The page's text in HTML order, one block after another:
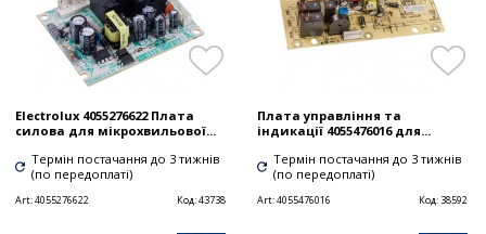
Electrolux 4055276622 Плата
силова для мікрохвильової...
Термін постачання до 3 тижнів
(по передоплаті)
Art:4055276622 Код:43738
Плата управління та
індикації 4055476016 для...
Термін постачання до 3 тижнів
(по передоплаті)
Art:4055476016 Код: 38592